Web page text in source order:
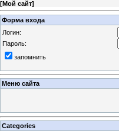
[Мой сайт]
Форма входа
Логин:
Пароль:
запомнить
Меню сайта
Categories